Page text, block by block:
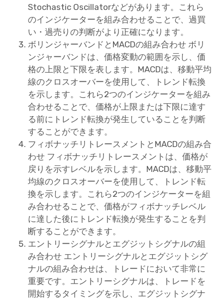
Stochastic Oscillatorなどがあります。これら
のインジケーターを組み合わせることで、過買
い・過売りの判断がより正確になります。
ボリンジャーバンドとMACDの組み合わせ ボリ
ンジャーバンドは、価格変動の範囲を示し、価
格の上限と下限を表します。MACDは、移動平均
線のクロスオーバーを使用して、トレンド転換
を示します。これら2つのインジケーターを組み
合わせることで、価格が上限または下限に達す
る前にトレンド転換が発生していることを判断
することができます。
フィボナッチリトレースメントとMACDの組み合
わせ フィボナッチリトレースメントは、価格が
戻りを示すレベルを示します。MACDは、移動平
均線のクロスオーバーを使用して、トレンド転
換を示します。これら2つのインジケーターを組
み合わせることで、価格がフィボナッチレベル
に達した後にトレンド転換が発生することを判
断することができます。
エントリーシグナルとエグジットシグナルの組
み合わせ エントリーシグナルとエグジットシグ
ナルの組み合わせは、トレードにおいて非常に
重要です。エントリーシグナルは、トレードを
開始するタイミングを示し、エグジットシグナ